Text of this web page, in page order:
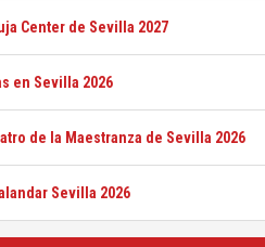
Center de Sevilla 2027
en Sevilla 2026
de la Maestranza de Sevilla 2026
Sevilla 2026